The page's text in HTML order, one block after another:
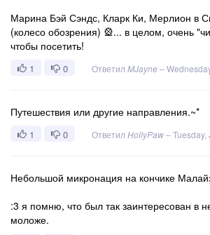
Марина Бэй Сэндс, Кларк Ки, Мерлион в
(колесо обозрения) 🎡... в целом, очень
чтобы посетить!
1 0 Ответил MJayne–
Путешествия или другие направления.~*
1 0 Ответил HollyPaw–Tuesday,
Небольшой микронация на кончике
:3 я помню, что был так заинтересован в
моложе.